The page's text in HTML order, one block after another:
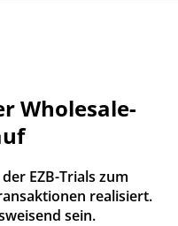
Wholesale-
EZB-Trials zum
realisiert.
sein.